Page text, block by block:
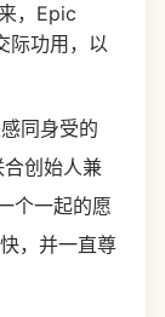
，Epic
际功用，以
同身受的
创始人兼
个一起的愿
，并一直尊